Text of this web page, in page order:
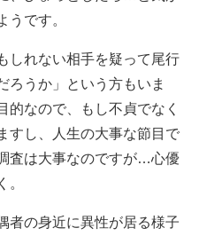
うです。
しれない相手を疑って尾行
ろうか」という方もいま
的なので、もし不貞でなく
すし、人生の大事な節目で
査は大事なのですが…心優
。
者の身近に異性が居る様子